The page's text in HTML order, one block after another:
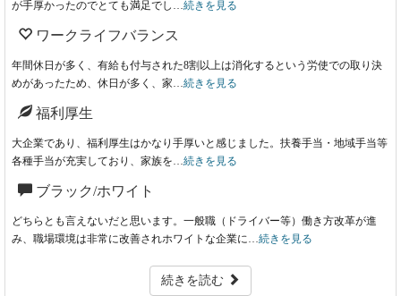
が手厚かったのでとても満足でし… 続きを見る
ワークライフバランス
年間休日が多く、有給も付与された8割以上は消化するという労使での取り決
めがあったため、休日が多く、家… 続きを見る
福利厚生
大企業であり、福利厚生はかなり手厚いと感じました。扶養手当・地域手当等
各種手当が充実しており、家族を… 続きを見る
ブラック/ホワイト
どちらとも言えないだと思います。一般職（ドライバー等）働き方改革が進
み、職場環境は非常に改善されホワイトな企業に… 続きを見る
続きを読む